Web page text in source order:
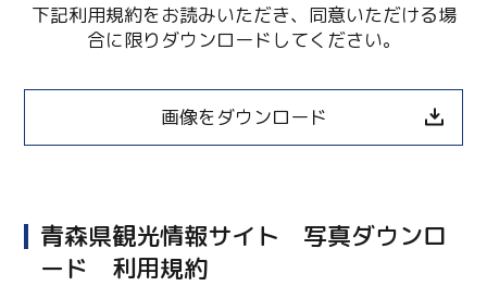
下記利用規約をお読みいただき、同意いただける場
合に限りダウンロードしてください。
画像をダウンロード
青森県観光情報サイト 写真ダウンロ
ード 利用規約